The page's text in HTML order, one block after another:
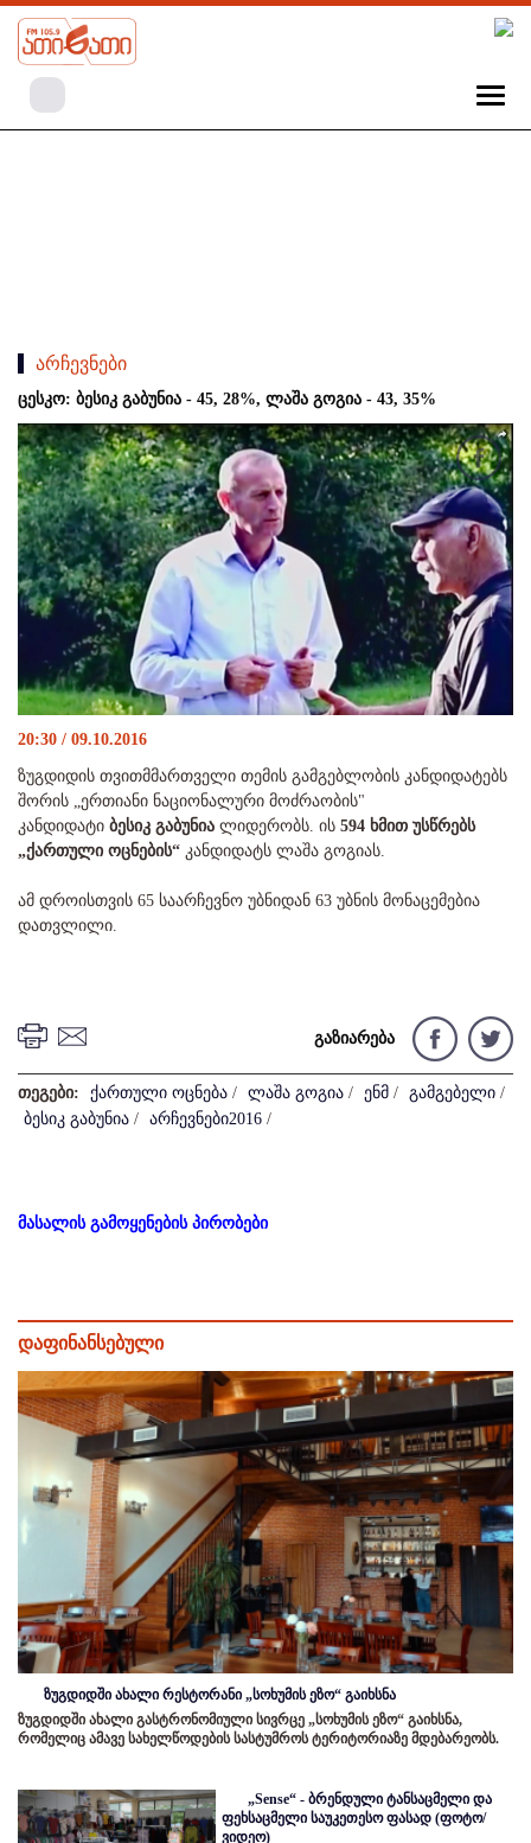
არჩევნები
ცესკო: ბესიკ გაბუნია - 45, 28%, ლაშა გოგია - 43, 35%
20:30 / 09.10.2016
ზუგდიდის თვითმმართველი თემის გამგებლობის კანდიდატებს
შორის „ერთიანი ნაციონალური მოძრაობის"
კანდიდატი ბესიკ გაბუნია ლიდერობს. ის 594 ხმით უსწრებს
„ქართული ოცნების“ კანდიდატს ლაშა გოგიას.
ამ დროისთვის 65 საარჩევნო უბნიდან 63 უბნის მონაცემებია
დათვლილი.
გაზიარება
თეგები: ქართული ოცნება / ლაშა გოგია / ენმ / გამგებელი /
ბესიკ გაბუნია / არჩევნები2016 /
მასალის გამოყენების პირობები
დაფინანსებული
ზუგდიდში ახალი რესტორანი „სოხუმის ეზო“ გაიხსნა
ზუგდიდში ახალი გასტრონომიული სივრცე „სოხუმის ეზო“ გაიხსნა,
რომელიც ამავე სახელწოდების სასტუმროს ტერიტორიაზე მდებარეობს.
„Sense“ - ბრენდული ტანსაცმელი და
ფეხსაცმელი საუკეთესო ფასად (ფოტო/
ვიდეო)